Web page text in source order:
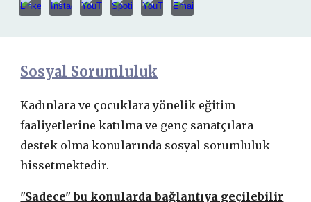
Sosyal Sorumluluk
Kadınlara ve çocuklara yönelik eğitim
faaliyetlerine katılma ve genç sanatçılara
destek olma konularında sosyal sorumluluk
hissetmektedir.
"Sadece" bu konularda bağlantıya geçilebilir